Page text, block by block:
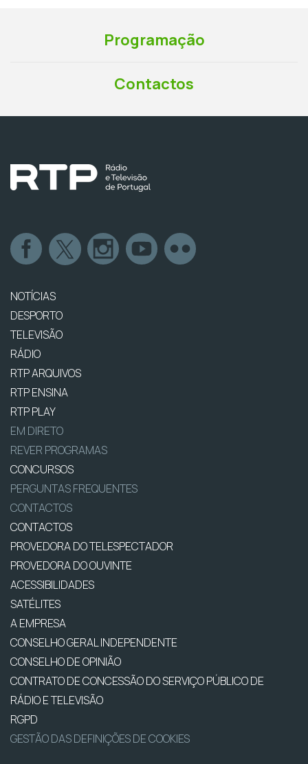
Programação
Contactos
NOTÍCIAS
DESPORTO
TELEVISÃO
RÁDIO
RTP ARQUIVOS
RTP ENSINA
RTP PLAY
EM DIRETO
REVER PROGRAMAS
CONCURSOS
PERGUNTAS FREQUENTES
CONTACTOS
CONTACTOS
PROVEDORA DO TELESPECTADOR
PROVEDORA DO OUVINTE
ACESSIBILIDADES
SATÉLITES
A EMPRESA
CONSELHO GERAL INDEPENDENTE
CONSELHO DE OPINIÃO
CONTRATO DE CONCESSÃO DO SERVIÇO PÚBLICO DE
RÁDIO E TELEVISÃO
RGPD
GESTÃO DAS DEFINIÇÕES DE COOKIES